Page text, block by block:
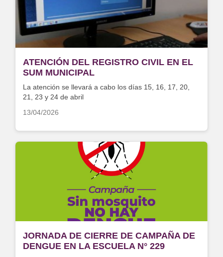
ATENCIÓN DEL REGISTRO CIVIL EN EL
SUM MUNICIPAL
La atención se llevará a cabo los días 15, 16, 17, 20,
21, 23 y 24 de abril
13/04/2026
JORNADA DE CIERRE DE CAMPAÑA DE
DENGUE EN LA ESCUELA N° 229